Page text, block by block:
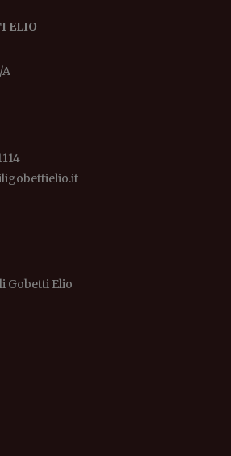
ELIO
A
Gobetti Elio